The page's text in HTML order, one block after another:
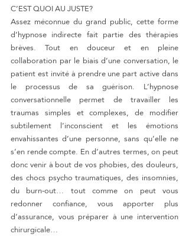
C’EST QUOI AU JUSTE?
Assez méconnue du grand public, cette forme
d’hypnose indirecte fait partie des thérapies
brèves. Tout en douceur et en pleine
collaboration par le biais d’une conversation, le
patient est invité à prendre une part active dans
le processus de sa guérison. L’hypnose
conversationnelle permet de travailler les
traumas simples et complexes, de modifier
subtilement l’inconscient et les émotions
envahissantes d’une personne, sans qu’elle ne
s’en rende compte. En d’autres termes, on peut
donc venir à bout de vos phobies, des douleurs,
des chocs psycho traumatiques, des insomnies,
du burn-out… tout comme on peut vous
redonner confiance, vous apporter plus
d’assurance, vous préparer à une intervention
chirurgicale…